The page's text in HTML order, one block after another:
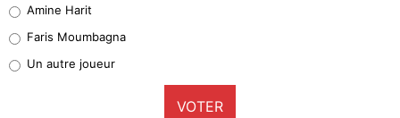
1%
9%
Amine Harit
Faris Moumbagna
Un autre joueur
VOTER